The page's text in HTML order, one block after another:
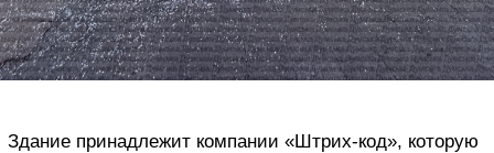
Здание принадлежит компании «Штрих-код», которую